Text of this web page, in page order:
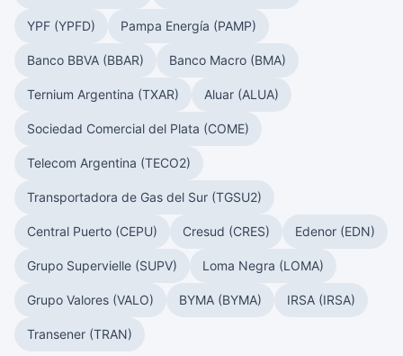
YPF (YPFD) Pampa Energía (PAMP)
Banco BBVA (BBAR) Banco Macro (BMA)
Ternium Argentina (TXAR) Aluar (ALUA)
Sociedad Comercial del Plata (COME)
Telecom Argentina (TECO2)
Transportadora de Gas del Sur (TGSU2)
Central Puerto (CEPU) Cresud (CRES) Edenor (EDN)
Grupo Supervielle (SUPV) Loma Negra (LOMA)
Grupo Valores (VALO) BYMA (BYMA) IRSA (IRSA)
Transener (TRAN)